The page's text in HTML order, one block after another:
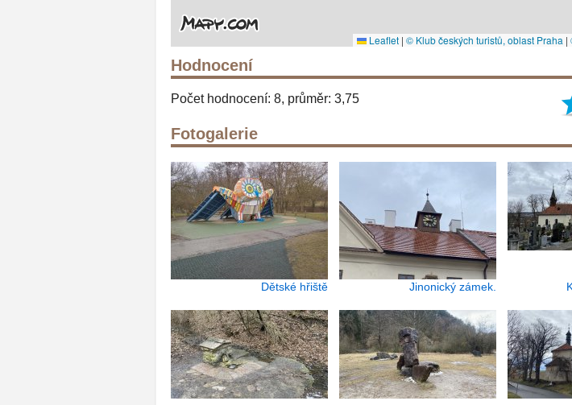
Leaflet | © Klub českých turistů, oblast Praha |
Hodnocení
Počet hodnocení: 8, průměr: 3,75
Fotogalerie
Dětské hřiště Jinonický zámek.